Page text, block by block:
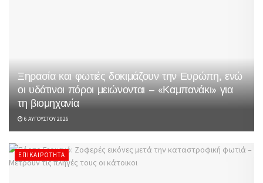
Ξηρασία και φωτιές δοκιμάζουν την Ευρώπη, ενώ
οι υδάτινοι πόροι μειώνονται – «Καμπανάκι» για
τη βιομηχανία
6 ΑΥΓΟΎΣΤΟΥ 2026
ΕΠΙΚΑΙΡΌΤΗΤΑ